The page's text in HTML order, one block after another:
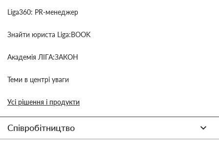
Liga360: PR-менеджер
Знайти юриста Liga:BOOK
Академія ЛІГА:ЗАКОН
Теми в центрі уваги
Усі рішення і продукти
Співробітництво